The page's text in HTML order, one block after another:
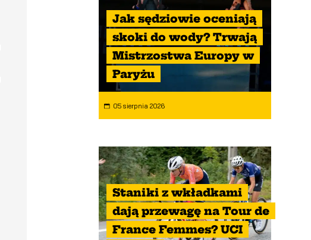
Jak sędziowie oceniają
skoki do wody? Trwają
Mistrzostwa Europy w
Paryżu
05 sierpnia 2026
Staniki z wkładkami
dają przewagę na Tour de
France Femmes? UCI